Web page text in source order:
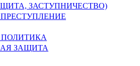
ЗАСТУПНИЧЕСТВО)
ЗАЩИТА